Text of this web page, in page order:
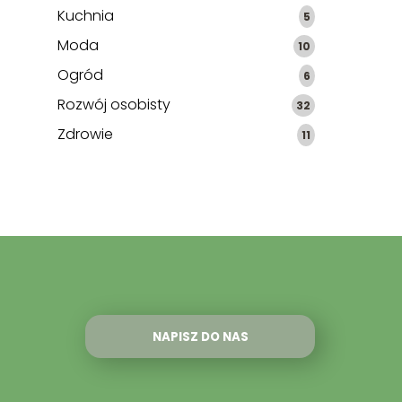
Kuchnia 5
Moda 10
Ogród 6
Rozwój osobisty 32
Zdrowie 11
NAPISZ DO NAS